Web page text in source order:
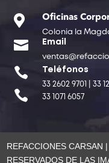
 Oficinas
Colonia la
 Email
 Teléfonos
33 2602 9701 | 33
 33 1071 6057
REFACCIONES CARSAN
RESERVADOS DE LAS